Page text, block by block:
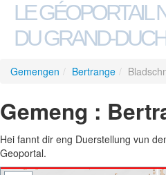
LE GÉOPORTAIL
DU GRAND-
Gemengen / Bertrange /
Gemeng :
Hei fannt dir eng Duerstellung vun
Geoportal.